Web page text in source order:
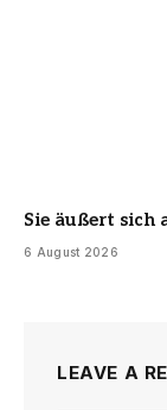
Sie äußert sich
6 August 2026
LEAVE A